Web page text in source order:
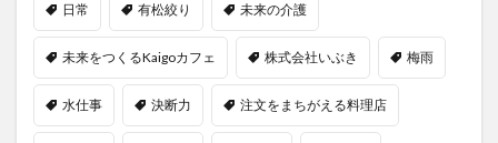
日常 有松絞り 未来の介護
未来をつくるKaigoカフェ 株式会社いぶき 梅雨
水仕事 決断力 注文をまちがえる料理店